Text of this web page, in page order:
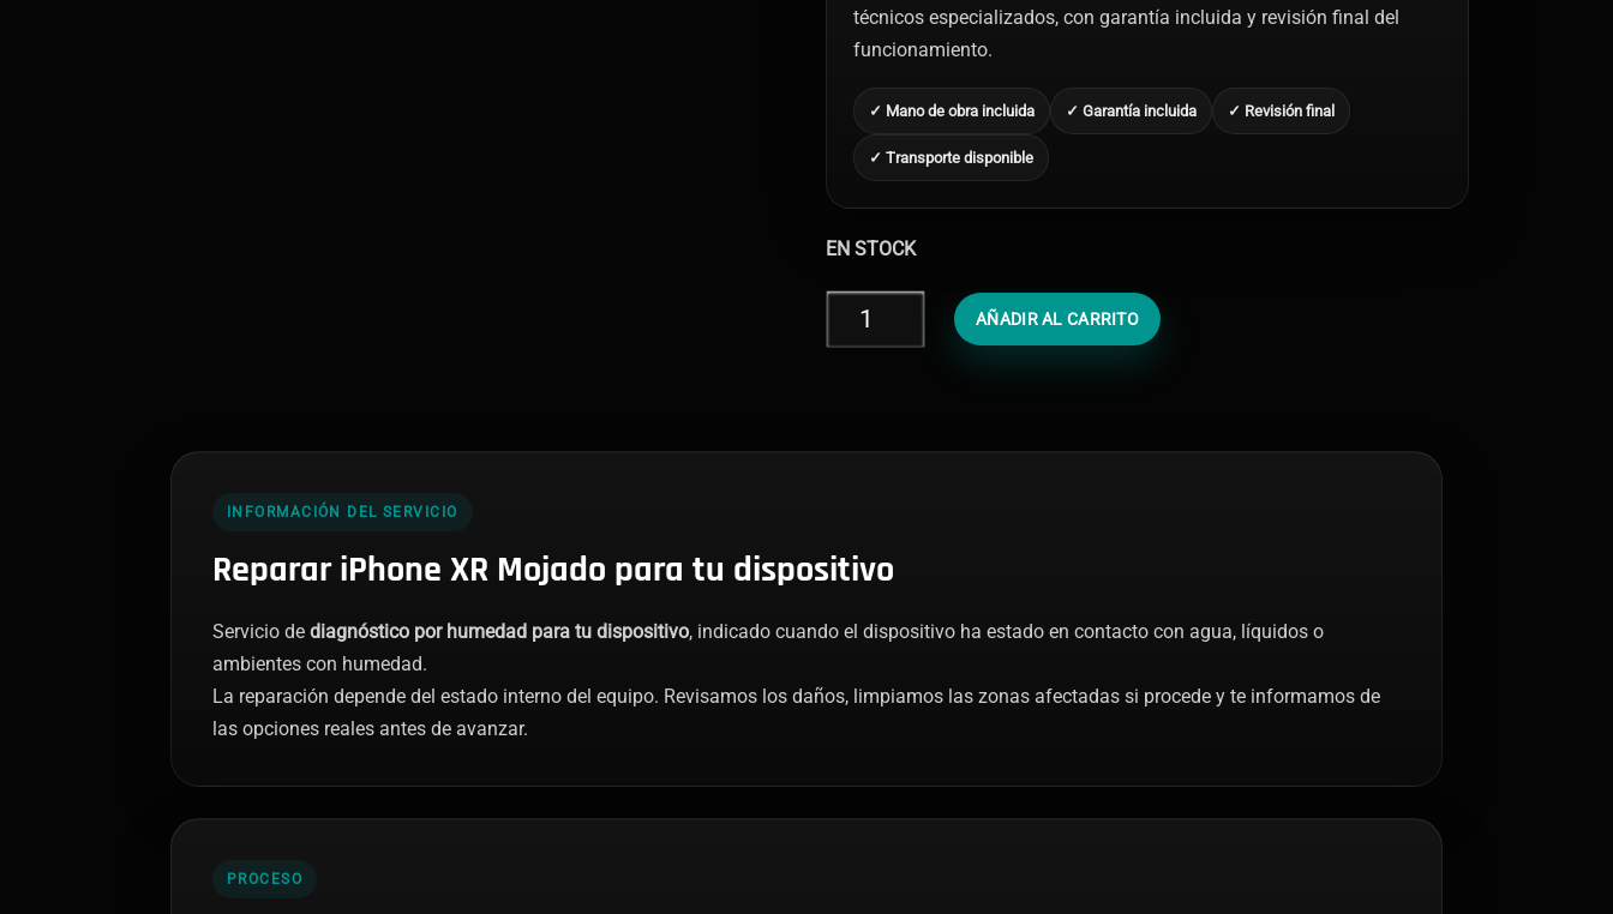
técnicos especializados, con garantía incluida y revisión final del
funcionamiento.
✓ Mano de obra incluida ✓ Garantía incluida ✓ Revisión final
✓ Transporte disponible
EN STOCK
Reparar
iPhone
AÑADIR AL CARRITO
INFORMACIÓN DEL SERVICIO
Reparar iPhone XR Mojado para tu dispositivo
Servicio de diagnóstico por humedad para tu dispositivo, indicado cuando el dispositivo ha estado en contacto con agua, líquidos o
ambientes con humedad.
La reparación depende del estado interno del equipo. Revisamos los daños, limpiamos las zonas afectadas si procede y te informamos de
las opciones reales antes de avanzar.
PROCESO